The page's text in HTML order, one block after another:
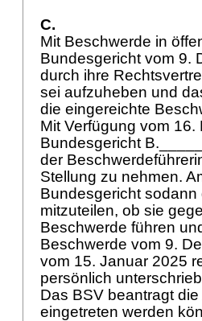
C.
Mit Beschwerde in
Bundesgericht vom 9.
durch ihre
sei aufzuheben und
die eingereichte
Mit Verfügung vom
Bundesgericht
der
Stellung zu nehmen.
Bundesgericht
mitzuteilen, ob sie
Beschwerde führen
Beschwerde vom 9.
vom 15. Januar 2025
persönlich
Das BSV beantragt
eingetreten werden